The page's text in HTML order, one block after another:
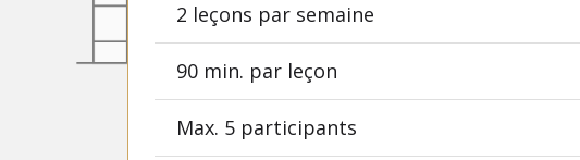
2 leçons par semaine
90 min. par leçon
Max. 5 participants